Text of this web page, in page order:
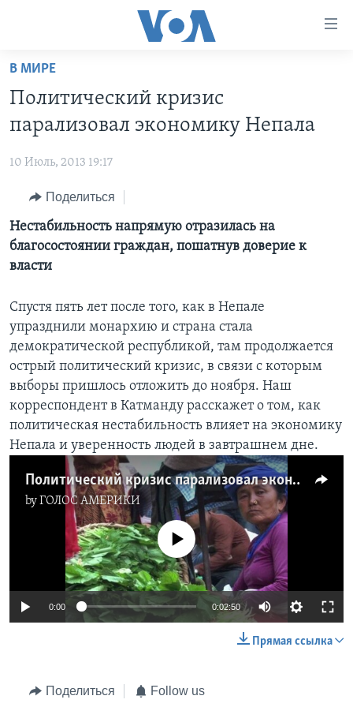
Перейти
основной
контент
Перейти
навигации
Перейти
поиск
НОВОСТИ ЗА МИНУТУ
ИТОГИ
ПОЧЕМУ ЭТО ВАЖНО?
ДИСКУССИЯ VOA
НЬЮ-ЙОРК NEW YORK
АМЕРИКА. БОЛЬШОЕ ПУТЕШЕСТВИЕ
ПРОЕКТЫ
УЧИМ АНГЛИЙСКИЙ
НАША АМЕРИКАНСКАЯ ИСТОРИЯ
А КАК В АМЕРИКЕ?
ТЕСТЫ
ЭКСПЕРТИЗА
ИНТЕРВЬЮ
ФАКТЫ ПРОТИВ ФЕЙКОВ
ЗА СВОБОДУ ПРЕССЫ
ВИДЕО
ПОДПИСКА НА НОВОСТИ
Learning English
СОЦИАЛЬНЫЕ СЕТИ
Языки
В МИРЕ
Политический кризис
парализовал экономику Непала
10 Июль, 2013 19:17
Поделиться
Нестабильность напрямую отразилась на
благосостоянии граждан, пошатнув доверие к
власти
Спустя пять лет после того, как в Непале
упразднили монархию и страна стала
демократической республикой, там продолжается
острый политический кризис, в связи с которым
выборы пришлось отложить до ноября. Наш
корреспондент в Катманду расскажет о том, как
политическая нестабильность влияет на экономику
Непала и уверенность людей в завтрашнем дне.
Политический кризис парализовал экономику Непала
byГОЛОС АМЕРИКИ
No media source currently available
0:00 0:02:50
Прямая ссылка
Поделиться Follow us